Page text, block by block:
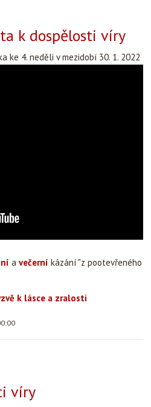
k dospělosti víry
ke 4. neděli v mezidobí 30. 1. 2022
a večerní kázání "z pootevřeného
k lásce a zralosti
víry